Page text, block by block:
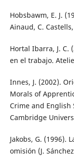
Hobsbawm, E. J.
Ainaud, C.
Hortal Ibarra, J. C.
en el trabajo.
Innes, J. (2002).
Morals of
Crime and English
Cambridge
Jakobs, G. (1996).
omisión (J.